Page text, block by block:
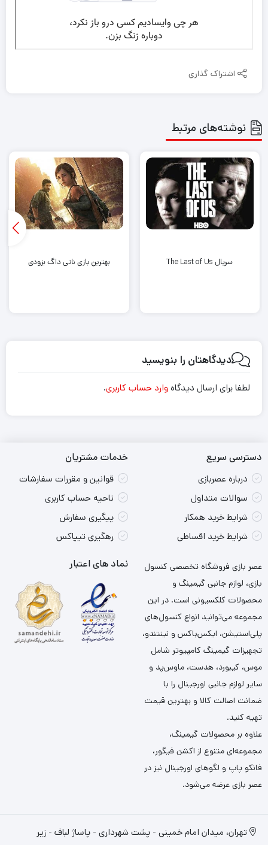
اشتراک گذاری
نوشته‌های مرتبط
سریال The Last of Us بهترین بازی ناتی داگ بزودی
دیدگاهتان را بنویسید
لطفا برای ارسال دیدگاهوارد حساب کاربری.
دسترسی سریع
درباره عصربازی
سوالات متداول
شرایط خرید همکار
شرایط خرید اقساطی
خدمات مشتریان
قوانین و مقررات سفارشات
ناحیه حساب کاربری
پیگیری سفارش
رهگیری تیپاکس
عصر بازی فروشگاه تخصصی کنسول
بازی، لوازم جانبی گیمینگ و
محصولات کلکسیونی است. در این
مجموعه می‌توانید انواع کنسول‌های
پلی‌استیشن، ایکس‌باکس و نینتندو،
تجهیزات گیمینگ کامپیوتر شامل
موس، کیبورد، هدست، ماوس‌پد و
سایر لوازم جانبی اورجینال را با
ضمانت اصالت کالا و بهترین قیمت
تهیه کنید.
علاوه بر محصولات گیمینگ،
مجموعه‌ای متنوع از اکشن فیگور،
فانکو پاپ و لگوهای اورجینال نیز در
عصر بازی عرضه می‌شود.
نماد های اعتبار
تهران، میدان امام خمینی - پشت شهرداری - پاساژ لباف - زیر